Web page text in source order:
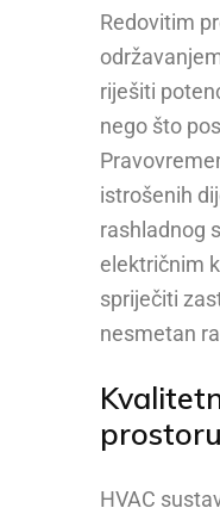
Redovitim
riješiti
nego što
istrošenih
rashladnog
električnim
spriječiti
nesmetan
prostoru
HVAC